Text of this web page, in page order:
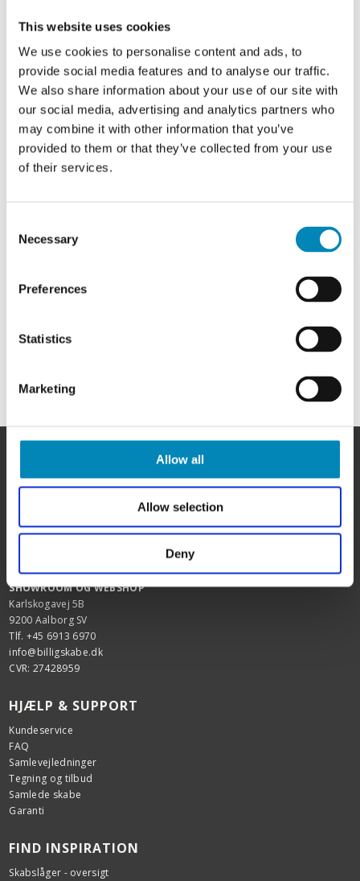
This website uses cookies
We use cookies to personalise content and ads, to
provide social media features and to analyse our traffic.
We also share information about your use of our site with
our social media, advertising and analytics partners who
may combine it with other information that you’ve
provided to them or that they’ve collected from your use
of their services.
Selection
Necessary
Preferences
Statistics
Marketing
Allow all
Allow selection
Deny
Viser 8 af 8 produkter
Vis flere
HER FINDER DU OS
(Celebert Aps)
SHOWROOM OG WEBSHOP
Karlskogavej 5B
9200 Aalborg SV
Tlf. +45 6913 6970
info@billigskabe.dk
CVR: 27428959
HJÆLP & SUPPORT
Kundeservice
FAQ
Samlevejledninger
Tegning og tilbud
Samlede skabe
Garanti
FIND INSPIRATION
Skabslåger - oversigt